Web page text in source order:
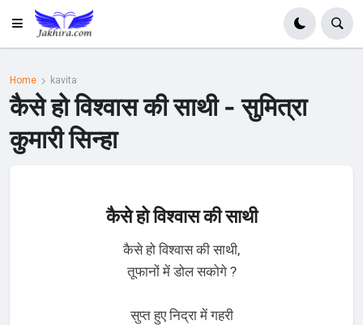
Home kavita
कैसे हो विश्वास की साथी - सुमित्रा
कुमारी सिन्हा
कैसे हो विश्वास की साथी
कैसे हो विश्वास की साथी,
तूफानों में डोल सकोगे ?
सुप्त हुए निद्रा में गहरी